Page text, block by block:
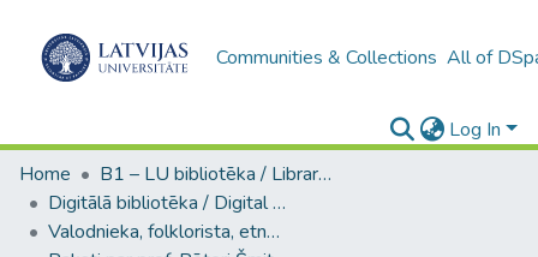
Communities & Collections All of
Log In
Home
B1 – LU bibliotēka / Library of the UL
Digitālā bibliotēka / Digital library
Valodnieka, folklorista, etnogrāfa, orientālista, LU profesora Pētera Šmita kolekcija / Collection of Pēteris Šmits, linguist, folklorist, ethnographer, orientalist, UL Professor